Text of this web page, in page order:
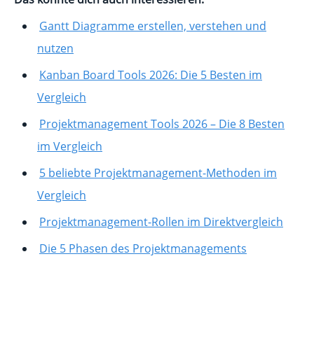
Gantt Diagramme erstellen, verstehen und
nutzen
Kanban Board Tools 2026: Die 5 Besten im
Vergleich
Projektmanagement Tools 2026 – Die 8 Besten
im Vergleich
5 beliebte Projektmanagement-Methoden im
Vergleich
Projektmanagement-Rollen im Direktvergleich
Die 5 Phasen des Projektmanagements